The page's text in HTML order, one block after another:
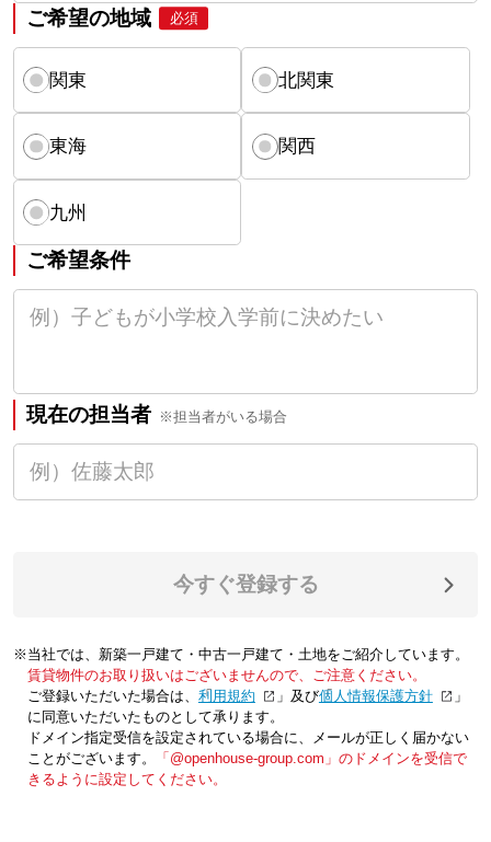
ご希望の地域 必須
関東 北関東
東海 関西
九州
ご希望条件
現在の担当者 ※担当者がいる場合
今すぐ登録する
※当社では、新築一戸建て・中古一戸建て・土地をご紹介しています。
賃貸物件のお取り扱いはございませんので、ご注意ください。
ご登録いただいた場合は、「利用規約 」及び「個人情報保護方針
」
に同意いただいたものとして承ります。
ドメイン指定受信を設定されている場合に、メールが正しく届かない
ことがございます。
「@openhouse-group.com」のドメインを受信で
きるように設定してください。